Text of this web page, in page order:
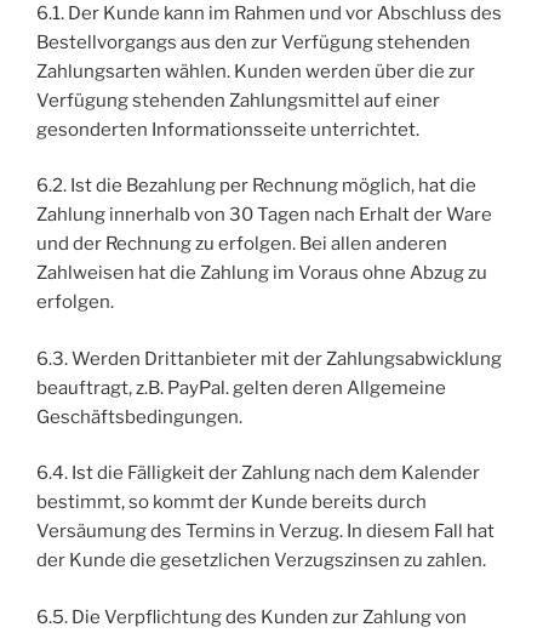
6.1. Der Kunde kann im Rahmen und vor Abschluss des
Bestellvorgangs aus den zur Verfügung stehenden
Zahlungsarten wählen. Kunden werden über die zur
Verfügung stehenden Zahlungsmittel auf einer
gesonderten Informationsseite unterrichtet.
6.2. Ist die Bezahlung per Rechnung möglich, hat die
Zahlung innerhalb von 30 Tagen nach Erhalt der Ware
und der Rechnung zu erfolgen. Bei allen anderen
Zahlweisen hat die Zahlung im Voraus ohne Abzug zu
erfolgen.
6.3. Werden Drittanbieter mit der Zahlungsabwicklung
beauftragt, z.B. PayPal. gelten deren Allgemeine
Geschäftsbedingungen.
6.4. Ist die Fälligkeit der Zahlung nach dem Kalender
bestimmt, so kommt der Kunde bereits durch
Versäumung des Termins in Verzug. In diesem Fall hat
der Kunde die gesetzlichen Verzugszinsen zu zahlen.
6.5. Die Verpflichtung des Kunden zur Zahlung von